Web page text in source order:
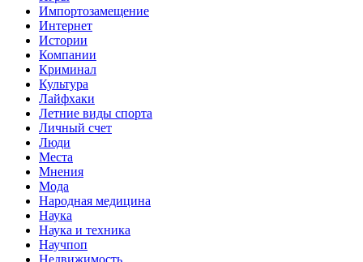
Импортозамещение
Интернет
Истории
Компании
Криминал
Культура
Лайфхаки
Летние виды спорта
Личный счет
Люди
Места
Мнения
Мода
Народная медицина
Наука
Наука и техника
Научпоп
Недвижимость